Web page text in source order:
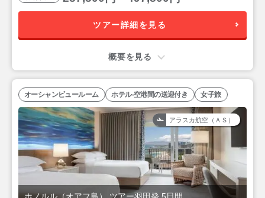
ツアー詳細を見る
概要を見る
アラスカ航空（ＡＳ）
オーシャンビュールーム ホテル-空港間の送迎付き 女子旅